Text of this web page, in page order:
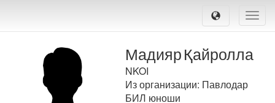
Toggle
МадиярҚайролла
NKOI
Из организации: Павлодар
БИЛ юноши